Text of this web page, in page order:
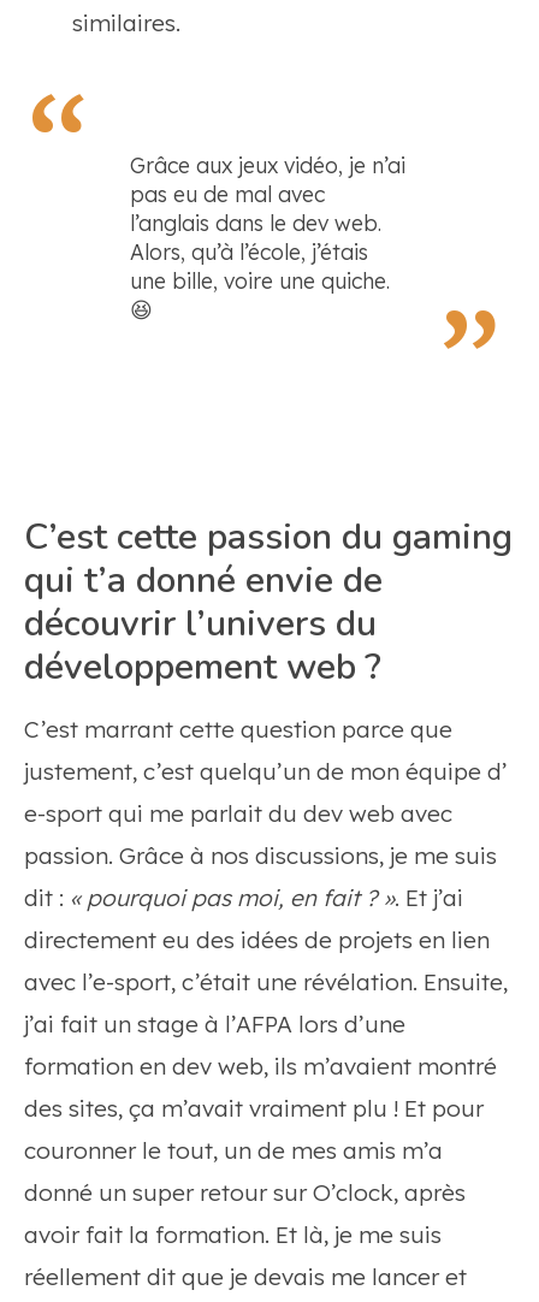
similaires.
Grâce aux jeux vidéo, je n’ai
pas eu de mal avec
l’anglais dans le dev web.
Alors, qu’à l’école, j’étais
une bille, voire une quiche.
😆
C’est cette passion du gaming
qui t’a donné envie de
découvrir l’univers du
développement web ?
C’est marrant cette question parce que
justement, c’est quelqu’un de mon équipe d’
e-sport qui me parlait du dev web avec
passion. Grâce à nos discussions, je me suis
dit : «pourquoi pas moi, en fait ? ». Et j’ai
directement eu des idées de projets en lien
avec l’e-sport, c’était une révélation. Ensuite,
j’ai fait un stage à l’AFPA lors d’une
formation en dev web, ils m’avaient montré
des sites, ça m’avait vraiment plu ! Et pour
couronner le tout, un de mes amis m’a
donné un super retour sur O’clock, après
avoir fait la formation. Et là, je me suis
réellement dit que je devais me lancer et